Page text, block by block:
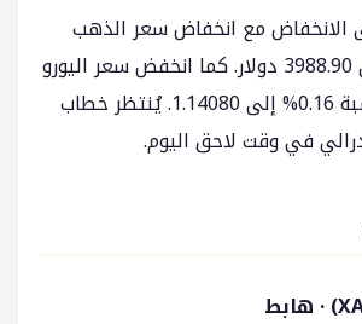
الانخفاض مع انخفاض سعر الذهب
بنسبة 1.23% إلى 3988.90 دولار. كما انخفض سعر اليورو
مقابل الدولار بنسبة 0.16% إلى 1.14080. يُنتظر خطاب
في وقت لاحق اليوم.